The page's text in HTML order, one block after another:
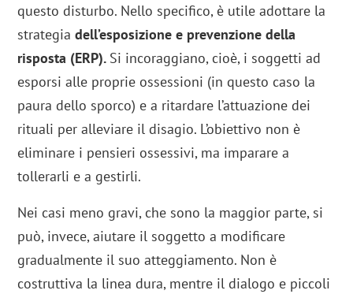
questo disturbo. Nello specifico, è utile adottare la
strategiadell’esposizione e prevenzione della
risposta (ERP). Si incoraggiano, cioè, i soggetti ad
esporsi alle proprie ossessioni (in questo caso la
paura dello sporco) e a ritardare l’attuazione dei
rituali per alleviare il disagio. L’obiettivo non è
eliminare i pensieri ossessivi, ma imparare a
tollerarli e a gestirli.
Nei casi meno gravi, che sono la maggior parte, si
può, invece, aiutare il soggetto a modificare
gradualmente il suo atteggiamento. Non è
costruttiva la linea dura, mentre il dialogo e piccoli